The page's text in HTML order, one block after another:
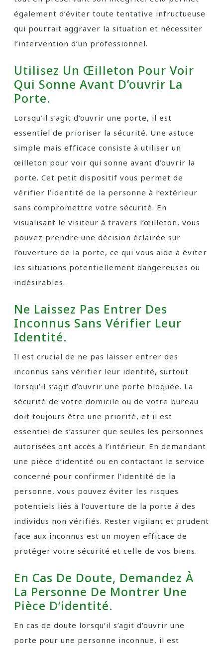
également d’éviter toute tentative infructueuse
qui pourrait aggraver la situation et nécessiter
l’intervention d’un professionnel.
Utilisez Un Œilleton Pour Voir
Qui Sonne Avant D’ouvrir La
Porte.
Lorsqu’il s’agit d’ouvrir une porte, il est
essentiel de prioriser la sécurité. Une astuce
simple mais efficace consiste à utiliser un
œilleton pour voir qui sonne avant d’ouvrir la
porte. Cet petit dispositif vous permet de
vérifier l’identité de la personne à l’extérieur
sans compromettre votre sécurité. En
visualisant le visiteur à travers l’œilleton, vous
pouvez prendre une décision éclairée sur
l’ouverture de la porte, ce qui vous aide à éviter
les situations potentiellement dangereuses ou
indésirables.
Ne Laissez Pas Entrer Des
Inconnus Sans Vérifier Leur
Identité.
Il est crucial de ne pas laisser entrer des
inconnus sans vérifier leur identité, surtout
lorsqu’il s’agit d’ouvrir une porte bloquée. La
sécurité de votre domicile ou de votre bureau
doit toujours être une priorité, et il est
essentiel de s’assurer que seules les personnes
autorisées ont accès à l’intérieur. En demandant
une pièce d’identité ou en contactant le service
concerné pour confirmer l’identité de la
personne, vous pouvez éviter les risques
potentiels liés à l’ouverture de la porte à des
individus non vérifiés. Rester vigilant et prudent
face aux inconnus est un moyen efficace de
protéger votre sécurité et celle de vos biens.
En Cas De Doute, Demandez À
La Personne De Montrer Une
Pièce D’identité.
En cas de doute lorsqu’il s’agit d’ouvrir une
porte pour une personne inconnue, il est